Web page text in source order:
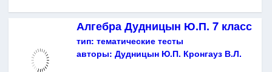
Алгебра Дудницын Ю.П. 7 класс
тип: тематические тесты
авторы: Дудницын Ю.П. Кронгауз В.Л.